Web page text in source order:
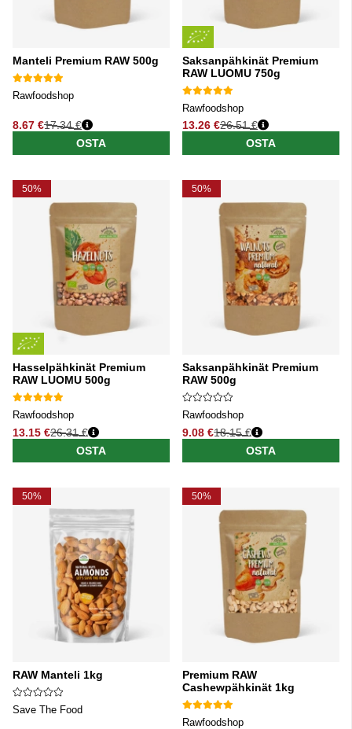
Manteli Premium RAW 500g
Rawfoodshop
8.67 €
Normaali hinta
17.34 €
OSTA
Saksanpähkinät Premium
RAW LUOMU 750g
Rawfoodshop
13.26 €
Normaali hinta
26.51 €
OSTA
50%
Hasselpähkinät Premium
RAW LUOMU 500g
Rawfoodshop
13.15 €
Normaali hinta
26.31 €
OSTA
50%
Saksanpähkinät Premium
RAW 500g
Rawfoodshop
9.08 €
Normaali hinta
18.15 €
OSTA
50%
RAW Manteli 1kg
Save The Food
50%
Premium RAW
Cashewpähkinät 1kg
Rawfoodshop